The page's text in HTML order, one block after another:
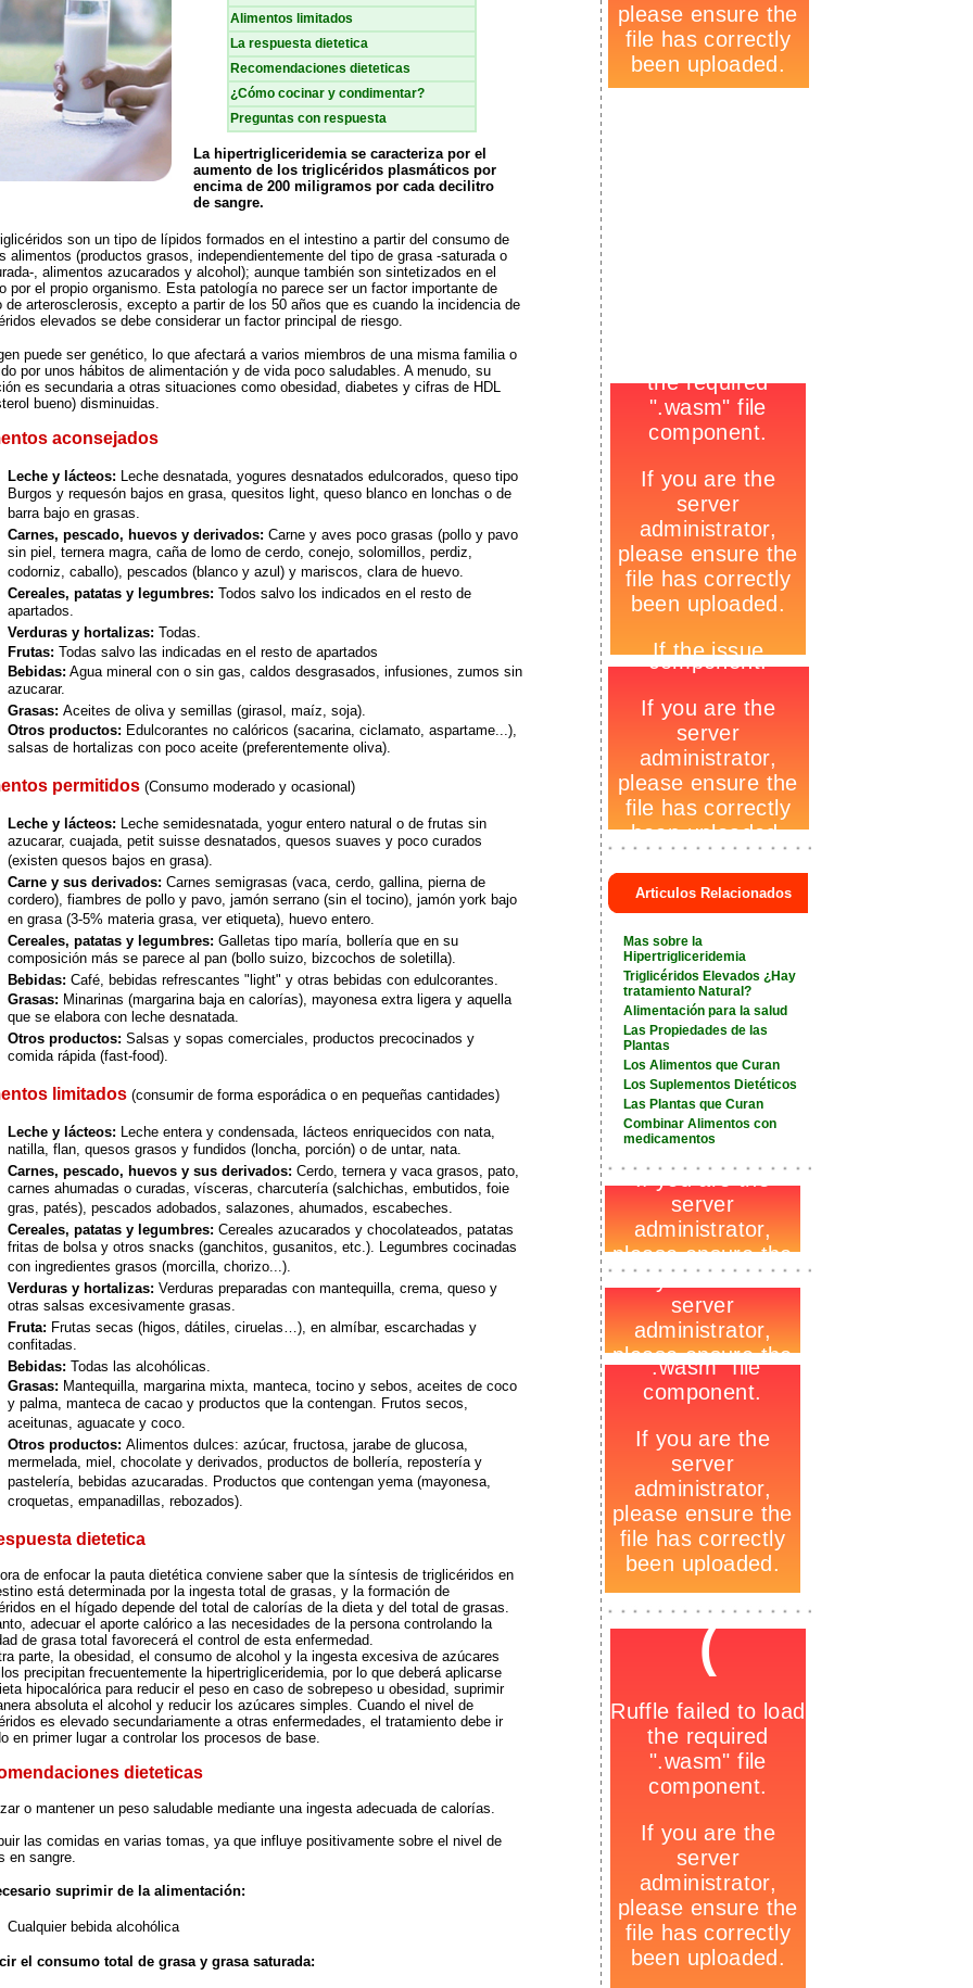
Alimentos limitados
La respuesta dietetica
Recomendaciones dieteticas
¿Cómo cocinar y condimentar?
Preguntas con respuesta
La hipertrigliceridemia se caracteriza por el
aumento de los triglicéridos plasmáticos por
encima de 200 miligramos por cada decilitro
de sangre.
son un tipo de lípidos formados en el intestino a partir del consumo de
alimentos (productos grasos, independientemente del tipo de grasa -saturada o
, alimentos azucarados y alcohol); aunque también son sintetizados en el
por el propio organismo. Esta patología no parece ser un factor importante de
de arterosclerosis, excepto a partir de los 50 años que es cuando la incidencia de
elevados se debe considerar un factor principal de riesgo.
puede ser genético, lo que afectará a varios miembros de una misma familia o
por unos hábitos de alimentación y de vida poco saludables. A menudo, su
es secundaria a otras situaciones como obesidad, diabetes y cifras de HDL
bueno) disminuidas.
aconsejados
Leche y lácteos: Leche desnatada, yogures desnatados edulcorados, queso tipo
Burgos y requesón bajos en grasa, quesitos light, queso blanco en lonchas o de
barra bajo en grasas.
Carnes, pescado, huevos y derivados: Carne y aves poco grasas (pollo y pavo
sin piel, ternera magra, caña de lomo de cerdo, conejo, solomillos, perdiz,
codorniz, caballo), pescados (blanco y azul) y mariscos, clara de huevo.
Cereales, patatas y legumbres: Todos salvo los indicados en el resto de
apartados.
Verduras y hortalizas: Todas.
Frutas: Todas salvo las indicadas en el resto de apartados
Bebidas: Agua mineral con o sin gas, caldos desgrasados, infusiones, zumos sin
azucarar.
Grasas: Aceites de oliva y semillas (girasol, maíz, soja).
Otros productos: Edulcorantes no calóricos (sacarina, ciclamato, aspartame...),
salsas de hortalizas con poco aceite (preferentemente oliva).
permitidos (Consumo moderado y ocasional)
Leche y lácteos: Leche semidesnatada, yogur entero natural o de frutas sin
azucarar, cuajada, petit suisse desnatados, quesos suaves y poco curados
(existen quesos bajos en grasa).
Carne y sus derivados: Carnes semigrasas (vaca, cerdo, gallina, pierna de
cordero), fiambres de pollo y pavo, jamón serrano (sin el tocino), jamón york bajo
en grasa (3-5% materia grasa, ver etiqueta), huevo entero.
Cereales, patatas y legumbres: Galletas tipo maría, bollería que en su
composición más se parece al pan (bollo suizo, bizcochos de soletilla).
Bebidas: Café, bebidas refrescantes "light" y otras bebidas con edulcorantes.
Grasas: Minarinas (margarina baja en calorías), mayonesa extra ligera y aquella
que se elabora con leche desnatada.
Otros productos: Salsas y sopas comerciales, productos precocinados y
comida rápida (fast-food).
limitados (consumir de forma esporádica o en pequeñas cantidades)
Leche y lácteos: Leche entera y condensada, lácteos enriquecidos con nata,
natilla, flan, quesos grasos y fundidos (loncha, porción) o de untar, nata.
Carnes, pescado, huevos y sus derivados: Cerdo, ternera y vaca grasos, pato,
carnes ahumadas o curadas, vísceras, charcutería (salchichas, embutidos, foie
gras, patés), pescados adobados, salazones, ahumados, escabeches.
Cereales, patatas y legumbres: Cereales azucarados y chocolateados, patatas
fritas de bolsa y otros snacks (ganchitos, gusanitos, etc.). Legumbres cocinadas
con ingredientes grasos (morcilla, chorizo...).
Verduras y hortalizas: Verduras preparadas con mantequilla, crema, queso y
otras salsas excesivamente grasas.
Fruta: Frutas secas (higos, dátiles, ciruelas…), en almíbar, escarchadas y
confitadas.
Bebidas: Todas las alcohólicas.
Grasas: Mantequilla, margarina mixta, manteca, tocino y sebos, aceites de coco
y palma, manteca de cacao y productos que la contengan. Frutos secos,
aceitunas, aguacate y coco.
Otros productos: Alimentos dulces: azúcar, fructosa, jarabe de glucosa,
mermelada, miel, chocolate y derivados, productos de bollería, repostería y
pastelería, bebidas azucaradas. Productos que contengan yema (mayonesa,
croquetas, empanadillas, rebozados).
dietetica
de enfocar la pauta dietética conviene saber que la síntesis de triglicéridos en
está determinada por la ingesta total de grasas, y la formación de
en el hígado depende del total de calorías de la dieta y del total de grasas.
adecuar el aporte calórico a las necesidades de la persona controlando la
de grasa total favorecerá el control de esta enfermedad.
parte, la obesidad, el consumo de alcohol y la ingesta excesiva de azúcares
precipitan frecuentemente la hipertrigliceridemia, por lo que deberá aplicarse
hipocalórica para reducir el peso en caso de sobrepeso u obesidad, suprimir
absoluta el alcohol y reducir los azúcares simples. Cuando el nivel de
es elevado secundariamente a otras enfermedades, el tratamiento debe ir
en primer lugar a controlar los procesos de base.
dieteticas
o mantener un peso saludable mediante una ingesta adecuada de calorías.
las comidas en varias tomas, ya que influye positivamente sobre el nivel de
en sangre.
suprimir de la alimentación:
Cualquier bebida alcohólica
el consumo total de grasa y grasa saturada:
_
Articulos Relacionados
Mas sobre la
Hipertrigliceridemia
Triglicéridos Elevados ¿Hay
tratamiento Natural?
Alimentación para la salud
Las Propiedades de las
Plantas
Los Alimentos que Curan
Los Suplementos Dietéticos
Las Plantas que Curan
Combinar Alimentos con
medicamentos
_
_
_